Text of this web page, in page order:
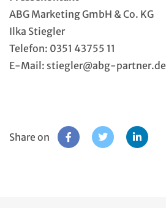
ABG Marketing GmbH & Co. KG
Ilka Stiegler
Telefon: 0351 43755 11
E-Mail: stiegler@abg-partner.de
Share on